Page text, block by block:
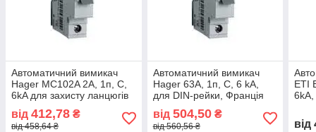
Автоматичний вимикач
Hager MC102A 2А, 1п, C,
6kA для захисту ланцюгів
від 412,78 ₴
від 458,64 ₴
Автоматичний вимикач
Hager 63А, 1п, C, 6 kA,
для DIN-рейки, Франція
від 504,50₴
від 560,56 ₴
ETI
від